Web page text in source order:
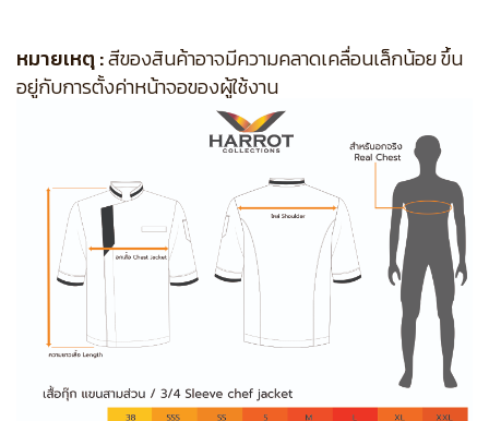
หมายเหตุ :สีของสินค้าอาจมีความคลาดเคลื่อนเล็กน้อย ขึ้น
อยู่กับการตั้งค่าหน้าจอของผู้ใช้งาน